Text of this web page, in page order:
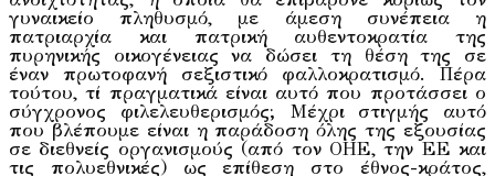
γυναικείο πληθυσμό, με άμεση συνέπεια η
πατριαρχία και πατρική αυθεντοκρατία της
πυρηνικής οικογένειας να δώσει τη θέση της σε
έναν πρωτοφανή σεξιστικό φαλλοκρατισμό. Πέρα
τούτου, τί πραγματικά είναι αυτό που προτάσσει ο
σύγχρονος φιλελευθερισμός; Μέχρι στιγμής αυτό
που βλέπουμε είναι η παράδοση όλης της εξουσίας
σε διεθνείς οργανισμούς (από τον ΟΗΕ, την ΕΕ και
τις πολυεθνικές) ως επίθεση στο έθνος-κράτος,